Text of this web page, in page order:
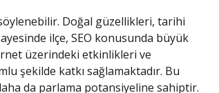
söylenebilir. Doğal güzellikleri, tarihi
ilçe, SEO konusunda büyük
üzerindeki etkinlikleri ve
şekilde katkı sağlamaktadır. Bu
da parlama potansiyeline sahiptir.